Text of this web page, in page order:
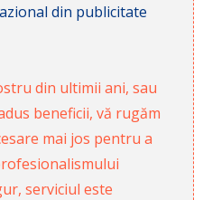
din publicitate
din ultimii ani, sau
beneficii, vă rugăm
mai jos pentru a
serviciul este